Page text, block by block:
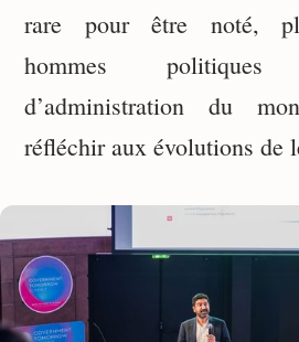
rare pour être noté,
hommes
d’administration du
réfléchir aux évolutions de